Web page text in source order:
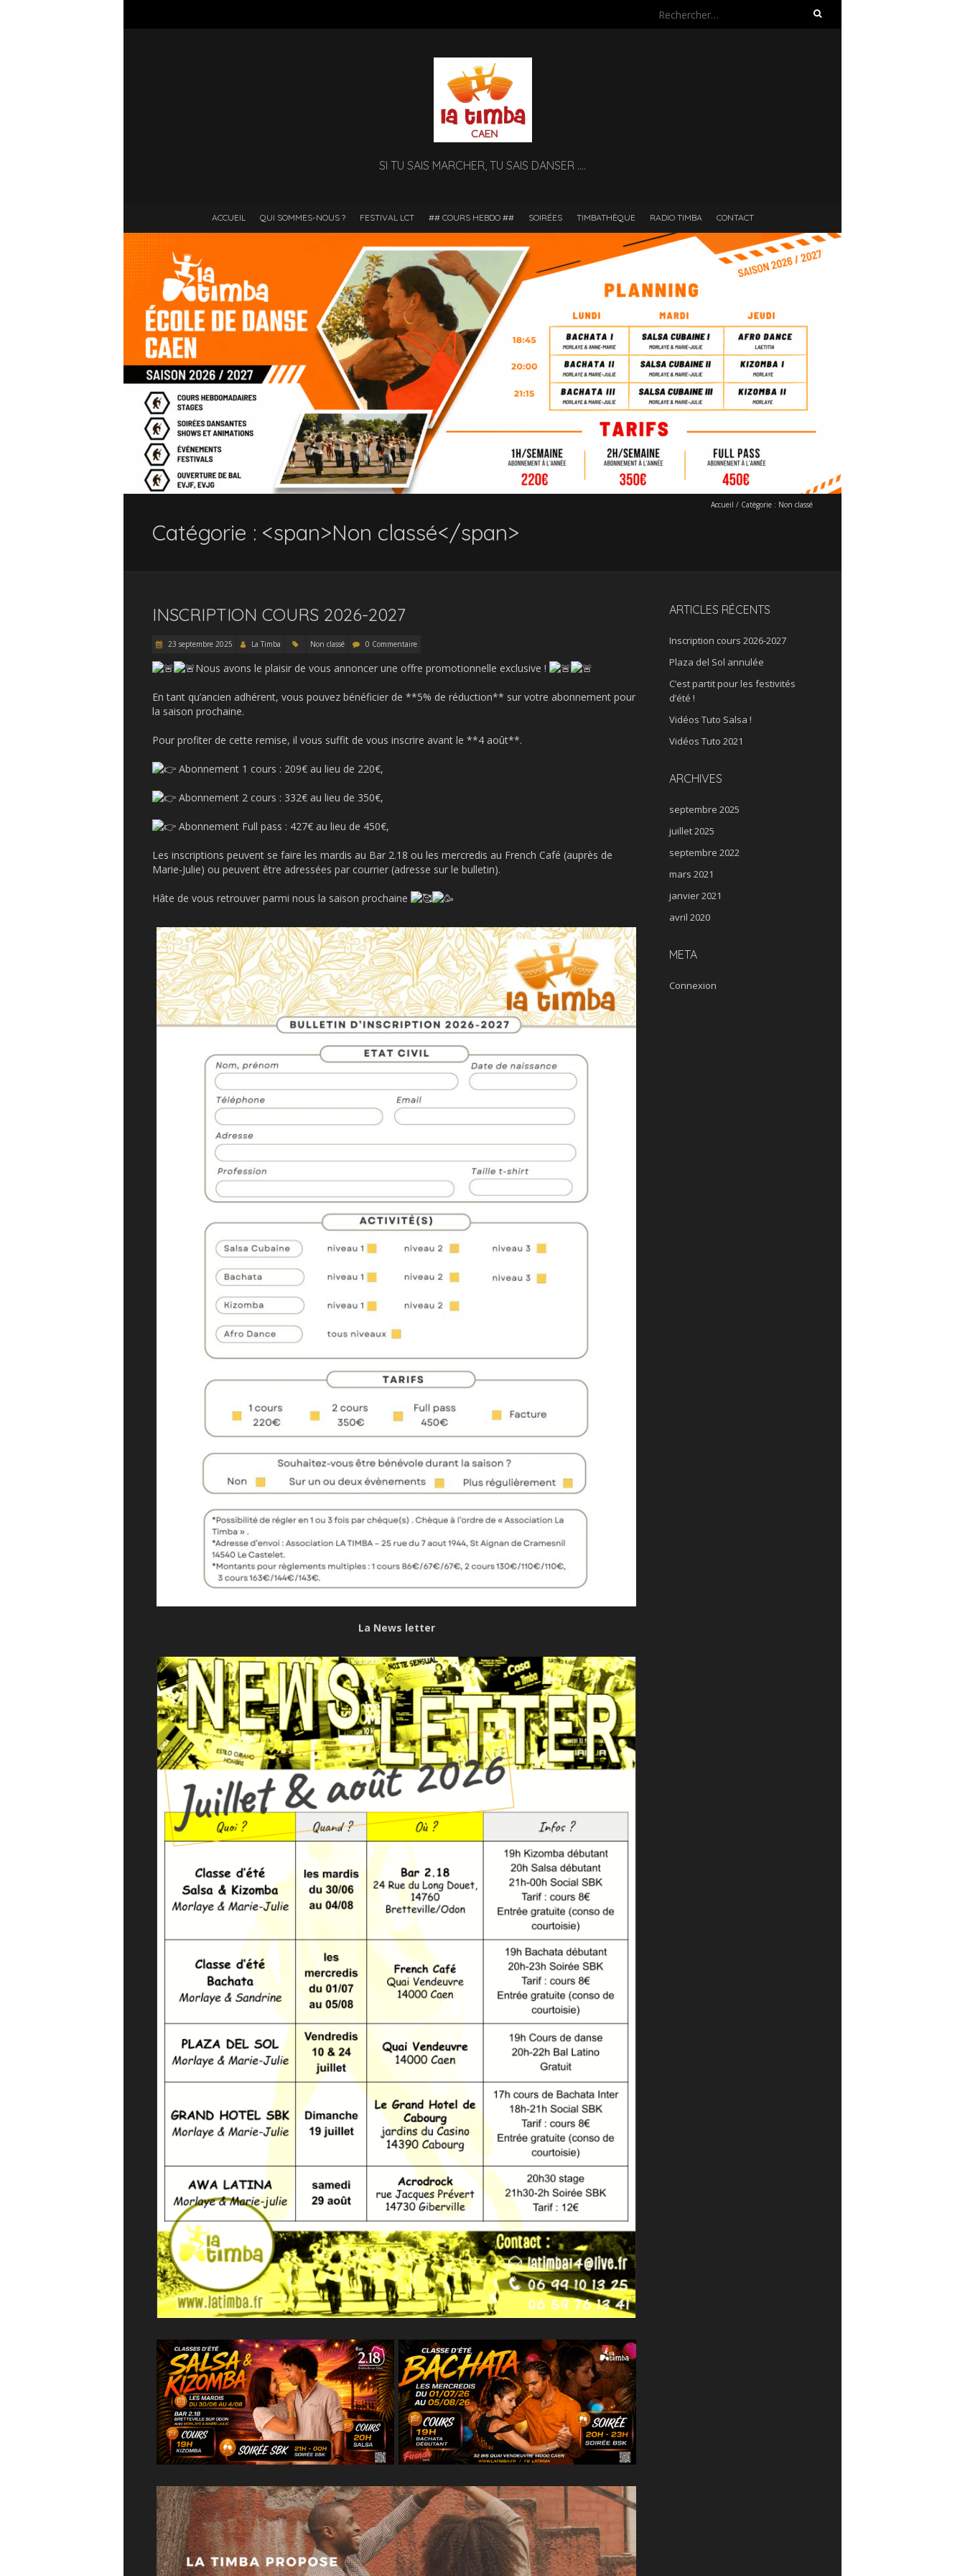
Rechercher :
SI TU SAIS MARCHER, TU SAIS DANSER ….
ACCUEIL QUI SOMMES-NOUS ? FESTIVAL LCT ## COURS HEBDO ## SOIRÉES TIMBATHÈQUE RADIO TIMBA CONTACT
Accueil / Catégorie : Non classé
Catégorie : <span>Non classé</span>
INSCRIPTION COURS 2026-2027
23 septembre 2025 La Timba Non classé 0 Commentaire
Nous avons le plaisir de vous annoncer une offre promotionnelle exclusive !
En tant qu’ancien adhérent, vous pouvez bénéficier de **5% de réduction** sur votre abonnement pour
la saison prochaine.
Pour profiter de cette remise, il vous suffit de vous inscrire avant le **4 août**.
Abonnement 1 cours : 209€ au lieu de 220€,
Abonnement 2 cours : 332€ au lieu de 350€,
Abonnement Full pass : 427€ au lieu de 450€,
Les inscriptions peuvent se faire les mardis au Bar 2.18 ou les mercredis au French Café (auprès de
Marie-Julie) ou peuvent être adressées par courrier (adresse sur le bulletin).
Hâte de vous retrouver parmi nous la saison prochaine
La News letter
ARTICLES RÉCENTS
Inscription cours 2026-2027
Plaza del Sol annulée
C’est partit pour les festivités
d’été !
Vidéos Tuto Salsa !
Vidéos Tuto 2021
ARCHIVES
septembre 2025
juillet 2025
septembre 2022
mars 2021
janvier 2021
avril 2020
META
Connexion